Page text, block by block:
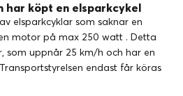
har köpt en elsparkcykel
elsparkcyklar som saknar en
motor på max 250 watt . Detta
som uppnår 25 km/h och har en
endast får köras